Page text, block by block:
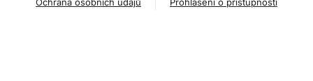
Ochrana osobních údajů Prohlášení o přístupnosti